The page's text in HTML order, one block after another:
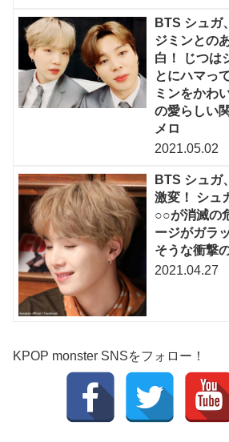
BTS シュガ
ジミンとの
白！ じつは
とにハマっ
ミンをかわ
の愛らしい
メロ
2021.05.02
BTS シュガ
激変！ シュ
○○が消滅の
ージがガラ
そうな衝撃
2021.04.27
KPOP monster SNSをフォロー！